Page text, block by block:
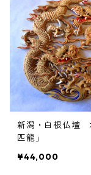
新潟・白根仏壇
匹龍」
¥44,000